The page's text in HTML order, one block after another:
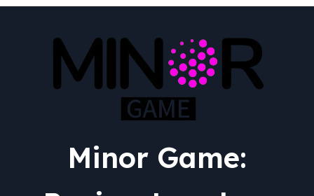
Minor Game: